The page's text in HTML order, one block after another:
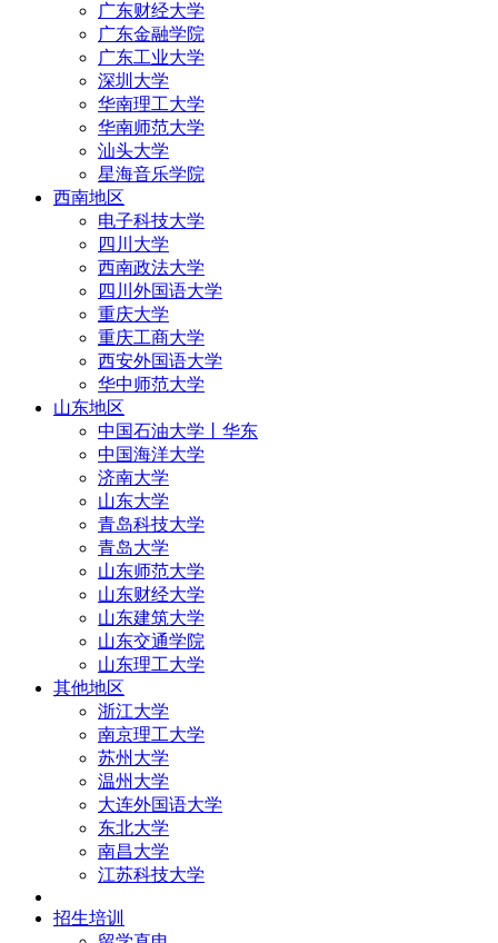
广东财经大学
广东金融学院
广东工业大学
深圳大学
华南理工大学
华南师范大学
汕头大学
星海音乐学院
西南地区
电子科技大学
四川大学
西南政法大学
四川外国语大学
重庆大学
重庆工商大学
西安外国语大学
华中师范大学
山东地区
中国石油大学丨华东
中国海洋大学
济南大学
山东大学
青岛科技大学
青岛大学
山东师范大学
山东财经大学
山东建筑大学
山东交通学院
山东理工大学
其他地区
浙江大学
南京理工大学
苏州大学
温州大学
大连外国语大学
东北大学
南昌大学
江苏科技大学
招生培训